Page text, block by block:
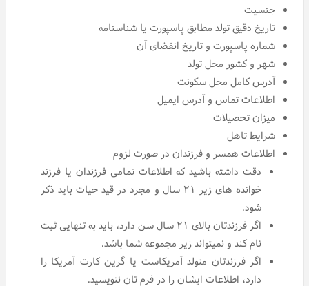
جنسیت
تاریخ دقیق تولد مطابق پاسپورت یا شناسنامه
شماره پاسپورت و تاریخ انقضای آن
شهر و کشور محل تولد
آدرس کامل محل سکونت
اطلاعات تماس و آدرس ایمیل
میزان تحصیلات
شرایط تاهل
اطلاعات همسر و فرزندان در صورت لزوم
دقت داشته باشید که اطلاعات تمامی فرزندان یا فرزند
خوانده های زیر ۲۱ سال و مجرد در قید حیات باید ذکر
شود.
اگر فرزندتان بالای ۲۱ سال سن دارد، باید به تنهایی ثبت
نام کند و نمیتواند زیر مجموعه شما باشد.
اگر فرزندتان متولد آمریکاست یا گرین کارت آمریکا را
دارد، اطلاعات ایشان را در فرم تان ننویسید.